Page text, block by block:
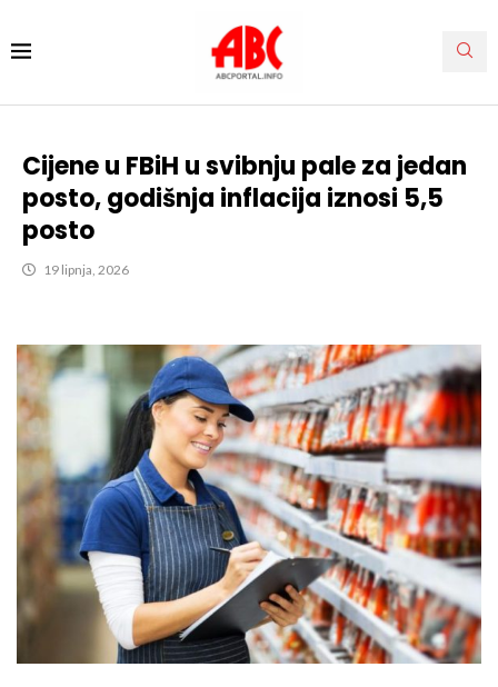
Cijene u FBiH u svibnju pale za jedan
posto, godišnja inflacija iznosi 5,5
posto
19 lipnja, 2026